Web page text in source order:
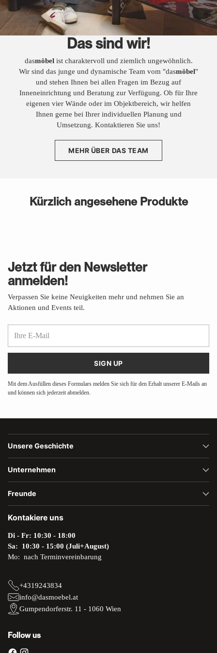
Das sind wir!
dasmöbelist charaktervoll und ziemlich ungewöhnlich.
Wir sind das junge und dynamische Team vom "dasmöbel"
und stehen Ihnen bei allen Fragen im Bezug auf
Inneneinrichtung und Beratung zur Verfügung. Ob für Ihre
eigenen vier Wände oder im Objektbereich, wir helfen
Ihnen gerne bei Ihrer individuellen Planung und
Umsetzung. Kontaktieren Sie uns!
MEHR ÜBER DAS TEAM
Kürzlich angesehene Produkte
Jetzt für den Newsletter
anmelden!
Verpassen Sie keine Neuigkeiten mehr und nehmen Sie an
Aktionen und Events teil.
SIGN UP
Mit dem Ausfüllen dieses Formulars melden Sie sich für den Erhalt unserer E-Mails an
und können sich jederzeit abmelden.
Unsere Geschichte
Unternehmen
Freunde
Kontakiere uns
Di - Fr: 10:30 - 18:00
Sa: 10:30 - 15:00 (Juli+August)
Mo: nach Terminvereinbarung
+4319243834
info@dasmoebel.at
Gumpendorferstr. 11 - 1060 Wien
Follow us